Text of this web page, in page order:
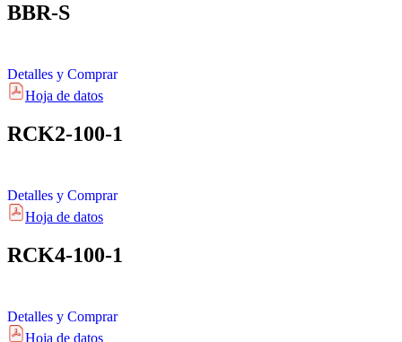
BBR-S
Detalles y Comprar
Hoja de datos
RCK2-100-1
Detalles y Comprar
Hoja de datos
RCK4-100-1
Detalles y Comprar
Hoja de datos